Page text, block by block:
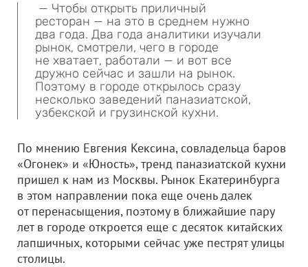
— Чтобы открыть приличный
ресторан — на это в среднем нужно
два года. Два года аналитики изучали
рынок, смотрели, чего в городе
не хватает, работали — и вот все
дружно сейчас и зашли на рынок.
Поэтому в городе открылось сразу
несколько заведений паназиатской,
узбекской и грузинской кухни.
По мнению Евгения Кексина, совладельца баров
«Огонек» и «Юность», тренд паназиатской кухни
пришел к нам из Москвы. Рынок Екатеринбурга
в этом направлении пока еще очень далек
от перенасыщения, поэтому в ближайшие пару
лет в городе откроется еще с десяток китайских
лапшичных, которыми сейчас уже пестрят улицы
столицы.